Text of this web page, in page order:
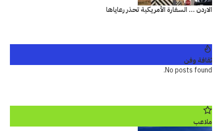
الاردن … السفارة الأمريكية تحذر رعاياها
ثقافة وفن
No posts found.
ملاعب